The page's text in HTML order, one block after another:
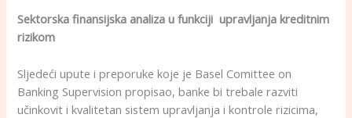
Sektorska finansijska analiza u funkciji upravljanja kreditnim
rizikom
Sljedeći upute i preporuke koje je Basel Comittee on
Banking Supervision propisao, banke bi trebale razviti
učinkovit i kvalitetan sistem upravljanja i kontrole rizicima,